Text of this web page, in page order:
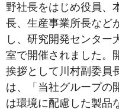
野社長をはじめ役員、
長、生産事業所長など
し、研究開発センター
室で開催されました。
挨拶として川村副委員
は、「当社グループの
は環境に配慮した製品